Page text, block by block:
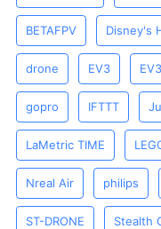
BETAFPV Disney's
drone EV3
gopro IFTTT
LaMetric TIME
Nreal Air philips
ST-DRONE Stealth